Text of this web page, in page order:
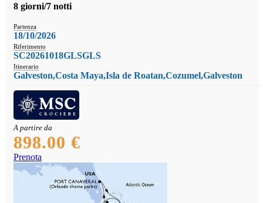
8 giorni/7 notti
Partenza
18/10/2026
Riferimento
SC20261018GLSGLS
Itinerario
Galveston,Costa Maya,Isla de Roatan,Cozumel,Galveston
A partire da
898.00 €
Prenota